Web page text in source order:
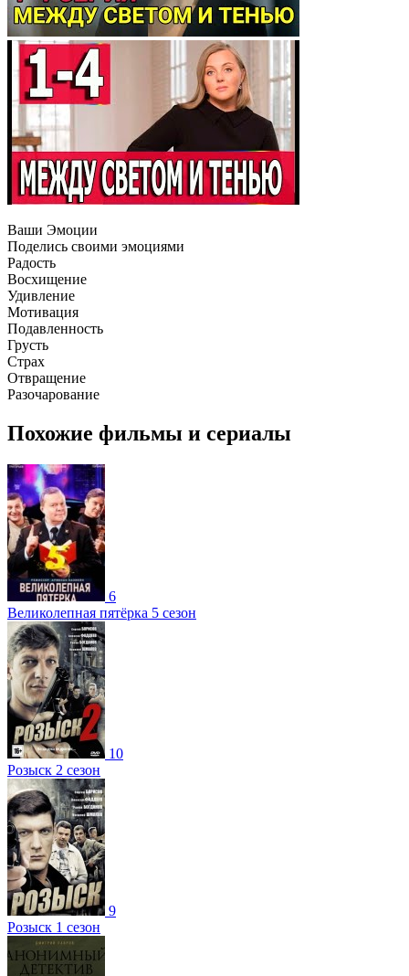
Ваши Эмоции
Поделись своими эмоциями
Радость
Восхищение
Удивление
Мотивация
Подавленность
Грусть
Страх
Отвращение
Разочарование
Похожие фильмы и сериалы
6
Великолепная пятёрка 5 сезон
10
Розыск 2 сезон
9
Розыск 1 сезон